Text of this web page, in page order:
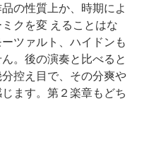
の性質上か、時期によ
クを変 えることはな
ツァルト、ハイドンも
。後の演奏と比べると
控え目で、その分爽や
ます。第２楽章もどち